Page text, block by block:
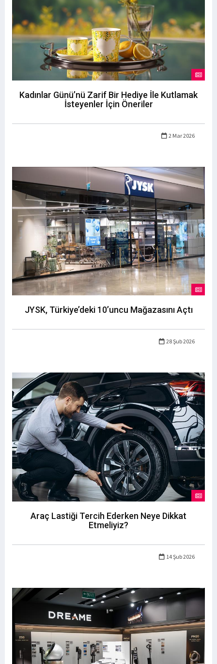
Kadınlar Günü’nü Zarif Bir Hediye İle Kutlamak
İsteyenler İçin Öneriler
2 Mar 2026
JYSK, Türkiye’deki 10’uncu Mağazasını Açtı
28 Şub 2026
Araç Lastiği Tercih Ederken Neye Dikkat
Etmeliyiz?
14 Şub 2026